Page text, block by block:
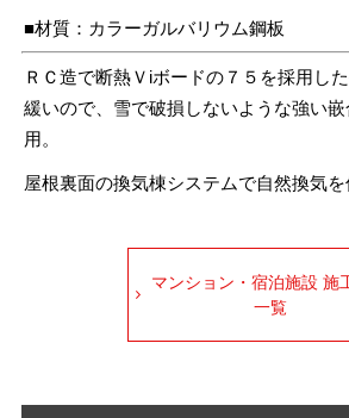
■材質：カラーガルバリウム鋼板
ＲＣ造で断熱Ｖiボードの７５を採用し
緩いので、雪で破損しないような強い
用。
屋根裏面の換気棟システムで自然換気を
マンション・宿泊施設 施
一覧